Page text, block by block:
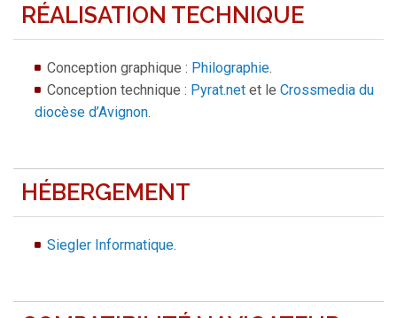
RÉALISATION TECHNIQUE
Conception graphique : Philographie.
Conception technique : Pyrat.net et le Crossmedia du
diocèse d’Avignon.
HÉBERGEMENT
Siegler Informatique.